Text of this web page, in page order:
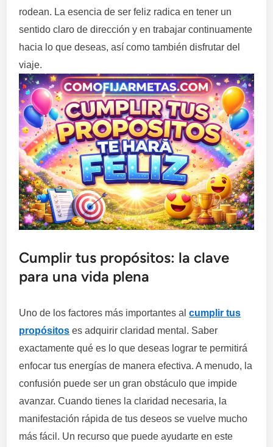
rodean. La esencia de ser feliz radica en tener un
sentido claro de dirección y en trabajar continuamente
hacia lo que deseas, así como también disfrutar del
viaje.
Cumplir tus propósitos: la clave
para una vida plena
Uno de los factores más importantes alcumplir tus
propósitos es adquirir claridad mental. Saber
exactamente qué es lo que deseas lograr te permitirá
enfocar tus energías de manera efectiva. A menudo, la
confusión puede ser un gran obstáculo que impide
avanzar. Cuando tienes la claridad necesaria, la
manifestación rápida de tus deseos se vuelve mucho
más fácil. Un recurso que puede ayudarte en este